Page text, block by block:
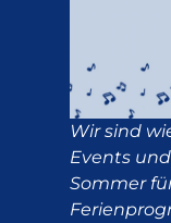
Wir sind
Events
Sommer